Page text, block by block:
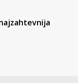
najzahtevnija